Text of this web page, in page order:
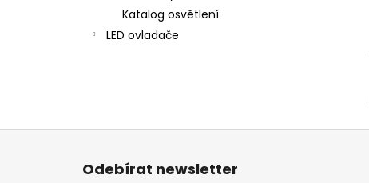
Katalog osvětlení
LED ovladače
Z
Odebírat newsletter